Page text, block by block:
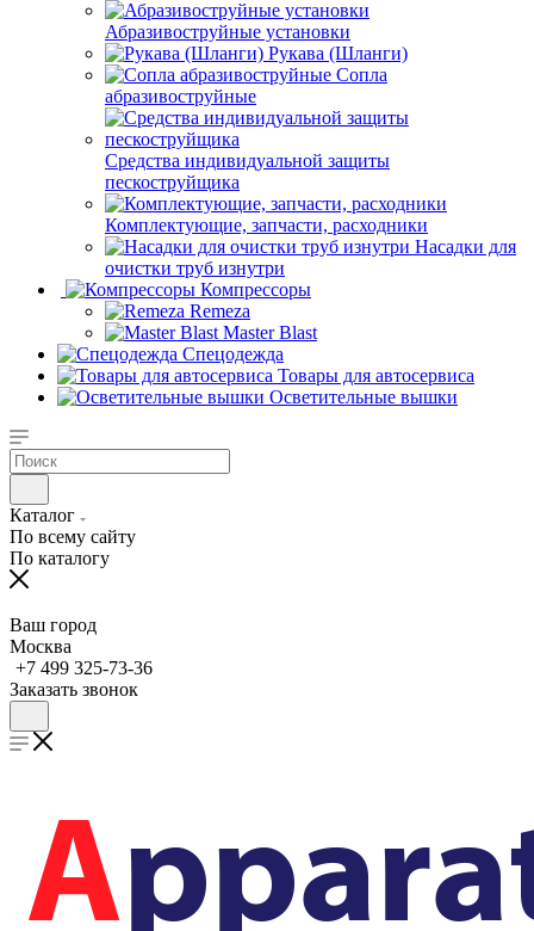
Абразивоструйные установки
Рукава (Шланги)
Сопла
абразивоструйные
Средства индивидуальной защиты
пескоструйщика
Комплектующие, запчасти, расходники
Насадки для
очистки труб изнутри
Компрессоры
Remeza
Master Blast
Спецодежда
Товары для автосервиса
Осветительные вышки
Каталог
По всему сайту
По каталогу
Ваш город
Москва
+7 499 325-73-36
Заказать звонок